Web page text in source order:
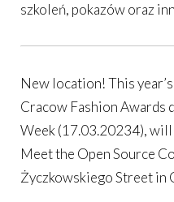
szkoleń, pokazów oraz
New location! This
Cracow Fashion Awards
Week (17.03.20234),
Meet the Open Source
Życzkowskiego Street in